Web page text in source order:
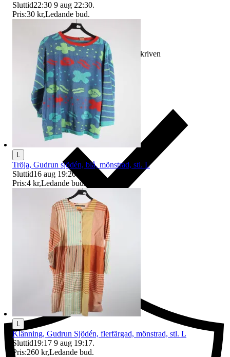
Ersättning om varan inte är som beskriven
Ersättning om du inte får din vara
Sluttid22:30 9 aug 22:30.
Pris:30 kr,Ledande bud.
Tröja, Gudrun sjödén, blå, mönstrad, stl. L
Sluttid16 aug 19:20
Pris:4 kr,Ledande bud.
Klänning, Gudrun Sjödén, flerfärgad, mönstrad, stl. L
Sluttid19:17 9 aug 19:17.
Pris:260 kr,Ledande bud.